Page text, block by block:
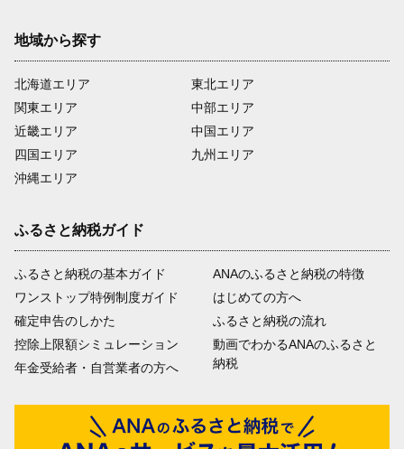
地域から探す
北海道エリア
関東エリア
近畿エリア
四国エリア
沖縄エリア
東北エリア
中部エリア
中国エリア
九州エリア
ふるさと納税ガイド
ふるさと納税の基本ガイド
ワンストップ特例制度ガイド
確定申告のしかた
控除上限額シミュレーション
年金受給者・自営業者の方へ
ANAのふるさと納税の特徴
はじめての方へ
ふるさと納税の流れ
動画でわかるANAのふるさと
納税